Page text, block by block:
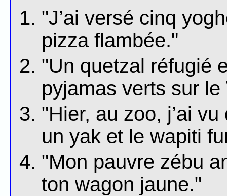
"J’ai versé cinq
pizza flambée."
"Un quetzal réfugié
pyjamas verts sur le
"Hier, au zoo, j’ai
un yak et le wapiti
"Mon pauvre zébu
ton wagon jaune."